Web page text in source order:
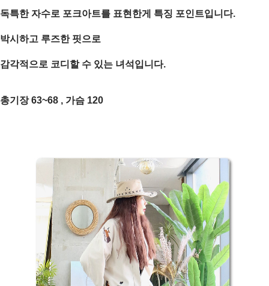
독특한 자수로 포크아트를 표현한게 특징 포인트입니다.
박시하고 루즈한 핏으로
감각적으로 코디할 수 있는 녀석입니다.
총기장 63~68 , 가슴 120